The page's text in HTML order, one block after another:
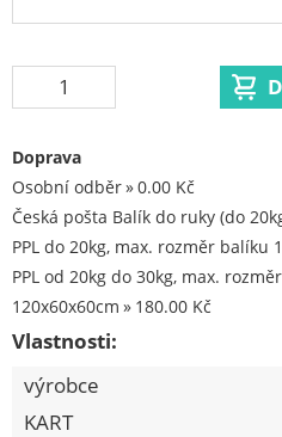
Procraft
Prodejna LOUNY -
Pracovní oděvy
Kouřovina
Doprava
Osobní odběr
0.00 Kč
Česká pošta Balík do ruky (do
PPL do 20kg, max. rozměr balíku
PPL od 20kg do 30kg, max.
120x60x60cm
180.00 Kč
Vlastnosti:
výrobce
KART